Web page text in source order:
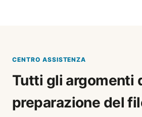
CENTRO ASSISTENZA
Tutti gli argomenti
preparazione del